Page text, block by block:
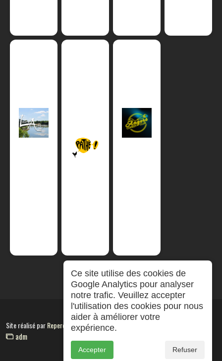
Site réalisé parRepereCom
adm
Ce site utilise des cookies de
Google Analytics pour analyser
notre trafic. Veuillez accepter
l'utilisation des cookies pour nous
aider à améliorer votre
expérience.
Accepter Refuser